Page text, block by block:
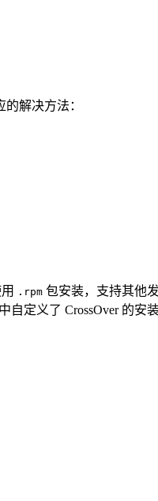
解决方法：
.rpm 包安装，支持其他
自定义了 CrossOver 的安